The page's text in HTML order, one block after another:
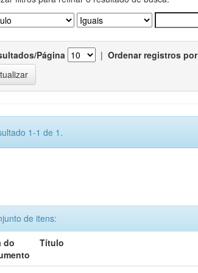
Página | Ordenar registros por
1-1 de 1.
de itens:
do
Título